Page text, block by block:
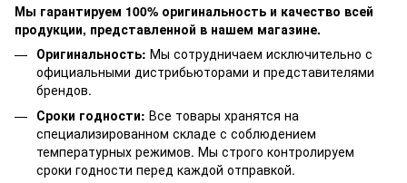
Мы гарантируем 100% оригинальность и качество всей
продукции, представленной в нашем магазине.
Оригинальность: Мы сотрудничаем исключительно с
официальными дистрибьюторами и представителями
брендов.
Сроки годности: Все товары хранятся на
специализированном складе с соблюдением
температурных режимов. Мы строго контролируем
сроки годности перед каждой отправкой.